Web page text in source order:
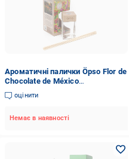
Ароматичні палички Öpso Flor de
Chocolate de México
Мексиканські квіти 50 мл
(809524)
оцінити
Немає в наявності